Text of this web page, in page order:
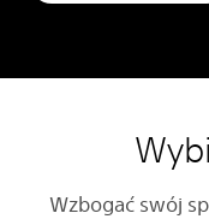
Wzbogać swój